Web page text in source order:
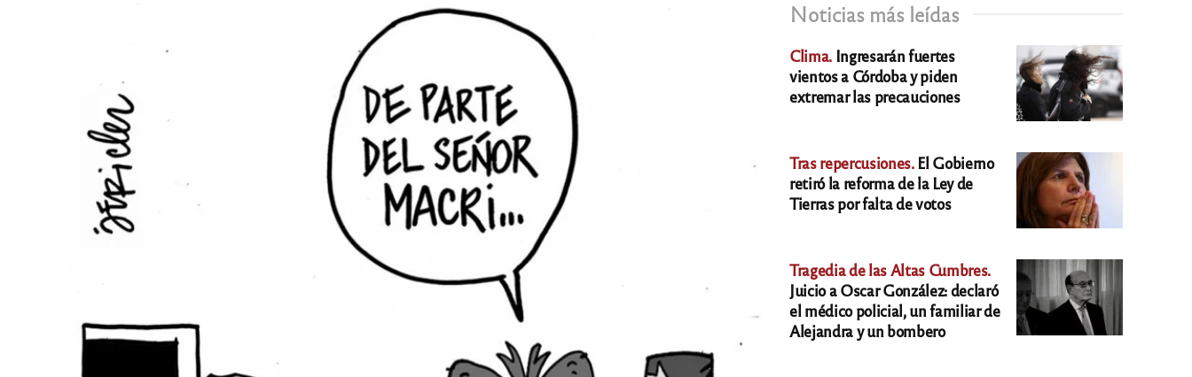
Noticias más leídas
Clima. Ingresarán fuertes
vientos a Córdoba y piden
extremar las precauciones
Tras repercusiones.El Gobierno
retiró la reforma de la Ley de
Tierras por falta de votos
Tragedia de las Altas Cumbres.
Juicio a Oscar González: declaró
el médico policial, un familiar de
Alejandra y un bombero